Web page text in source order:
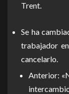
Trent.
Se ha
trabajador
cancelarlo.
Anterior: